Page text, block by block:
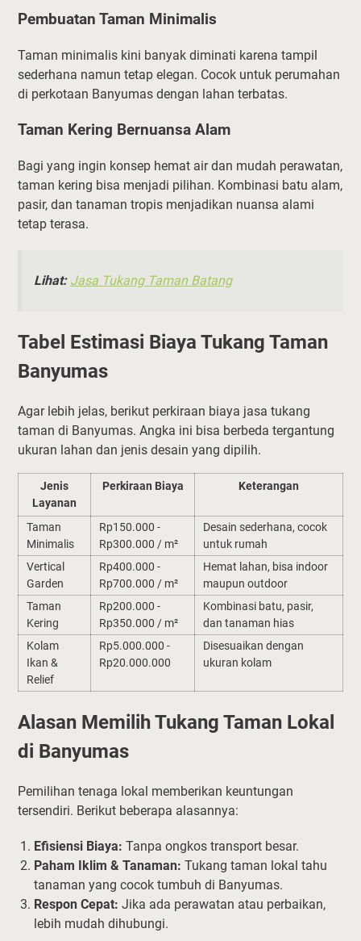
Pembuatan Taman Minimalis
Taman minimalis kini banyak diminati karena tampil
sederhana namun tetap elegan. Cocok untuk perumahan
di perkotaan Banyumas dengan lahan terbatas.
Taman Kering Bernuansa Alam
Bagi yang ingin konsep hemat air dan mudah perawatan,
taman kering bisa menjadi pilihan. Kombinasi batu alam,
pasir, dan tanaman tropis menjadikan nuansa alami
tetap terasa.
Lihat: Jasa Tukang Taman Batang
Tabel Estimasi Biaya Tukang Taman
Banyumas
Agar lebih jelas, berikut perkiraan biaya jasa tukang
taman di Banyumas. Angka ini bisa berbeda tergantung
ukuran lahan dan jenis desain yang dipilih.
Jenis
Layanan
Perkiraan Biaya Keterangan
Taman
Minimalis
Rp150.000 -
Rp300.000 / m²
Desain sederhana, cocok
untuk rumah
Vertical
Garden
Rp400.000 -
Rp700.000 / m²
Hemat lahan, bisa indoor
maupun outdoor
Taman
Kering
Rp200.000 -
Rp350.000 / m²
Kombinasi batu, pasir,
dan tanaman hias
Kolam
Ikan &
Relief
Rp5.000.000 -
Rp20.000.000
Disesuaikan dengan
ukuran kolam
Alasan Memilih Tukang Taman Lokal
di Banyumas
Pemilihan tenaga lokal memberikan keuntungan
tersendiri. Berikut beberapa alasannya:
Efisiensi Biaya: Tanpa ongkos transport besar.
Paham Iklim & Tanaman: Tukang taman lokal tahu
tanaman yang cocok tumbuh di Banyumas.
Respon Cepat: Jika ada perawatan atau perbaikan,
lebih mudah dihubungi.